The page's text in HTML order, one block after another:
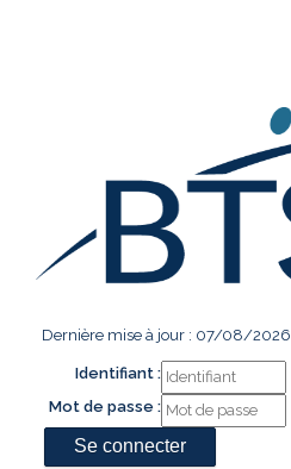
Dernière mise à jour : 07/08/2026
Identifiant :
Mot de passe :